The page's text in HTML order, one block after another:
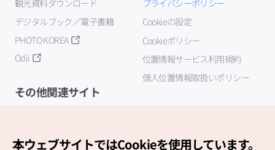
観光資料ダウンロード
デジタルブック／電子書籍
PHOTO KOREA
Odii
プライバシーポリシー
Cookieの設定
Cookieポリシー
位置情報サービス利用規約
個人位置情報取扱いポリシー
その他関連サイト
本ウェブサイトではCookieを使用しています。